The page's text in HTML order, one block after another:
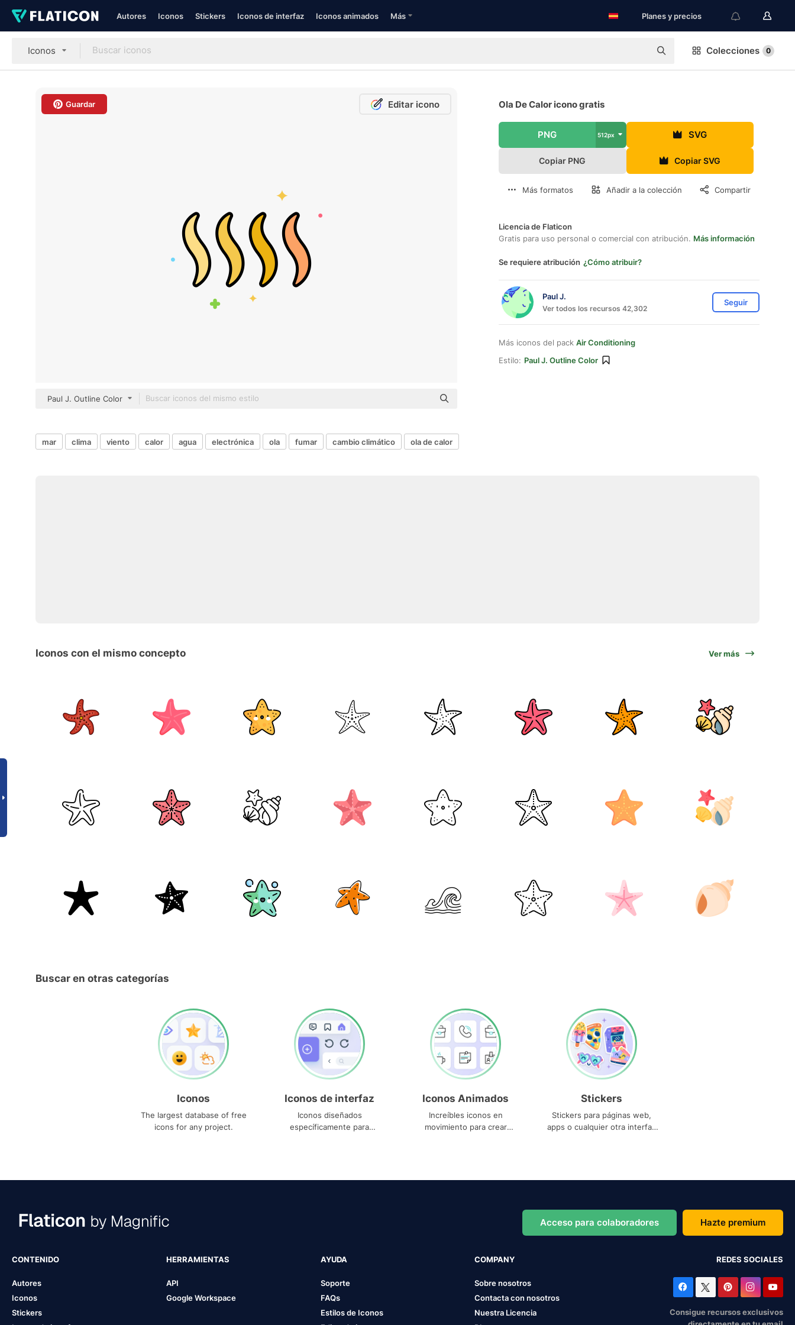
Autores Iconos Stickers Iconos de interfaz Iconos animados Más Planes y precios
Iconos Colecciones 0
Guardar Editar icono
Paul J. Outline Color
Ola De Calor icono gratis
PNG 512px SVG
Copiar PNG Copiar SVG
Más formatos Añadir a la colección Compartir
Licencia de Flaticon
Gratis para uso personal o comercial con atribución. Más información
Se requiere atribución ¿Cómo atribuir?
Paul J.
Ver todos los recursos 42,302
Seguir
Más iconos del pack Air Conditioning
Estilo: Paul J. Outline Color
mar clima viento calor agua electrónica ola fumar cambio climático ola de calor
Iconos con el mismo concepto Ver más
Buscar en otras categorías
Iconos
The largest database of free
icons for any project.
Iconos de interfaz
Iconos diseñados
específicamente para
Iconos Animados
Increíbles iconos en
movimiento para crear
Stickers
Stickers para páginas web,
apps o cualquier otra interfaz
Acceso para colaboradores Hazte premium
CONTENIDO
Autores
Iconos
Stickers
HERRAMIENTAS
API
Google Workspace
AYUDA
Soporte
FAQs
Estilos de Iconos
COMPANY
Sobre nosotros
Contacta con nosotros
Nuestra Licencia
REDES SOCIALES
Consigue recursos exclusivos